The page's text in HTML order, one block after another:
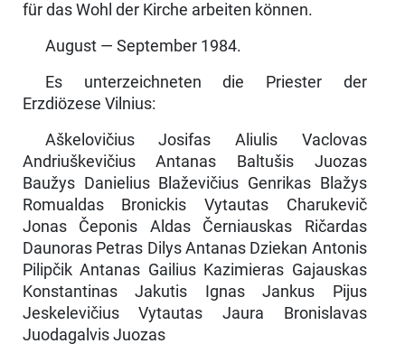
für das Wohl der Kirche arbeiten können.
August — September 1984.
Es unterzeichneten die Priester der
Erzdiözese Vilnius:
Aškelovičius Josifas Aliulis Vaclovas
Andriuškevičius Antanas Baltušis Juozas
Baužys Danielius Blaževičius Genrikas Blažys
Romualdas Bronickis Vytautas Charukevič
Jonas Čeponis Aldas Černiauskas Ričardas
Daunoras Petras Dilys Antanas Dziekan Antonis
Pilipčik Antanas Gailius Kazimieras Gajauskas
Konstantinas Jakutis Ignas Jankus Pijus
Jeskelevičius Vytautas Jaura Bronislavas
Juodagalvis Juozas